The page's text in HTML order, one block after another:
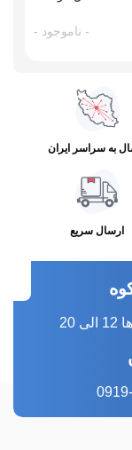
- ناموجود -
به سراسر ایران
ارسال سریع